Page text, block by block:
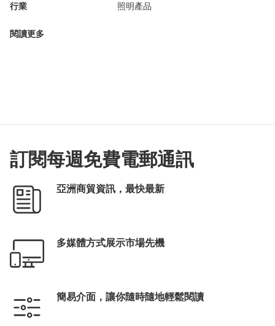
行業 照明產品
閱讀更多
訂閱每週免費電郵通訊
亞洲商貿資訊，最快最新
多媒體方式展示市場先機
簡易介面，讓你隨時隨地輕鬆閱讀